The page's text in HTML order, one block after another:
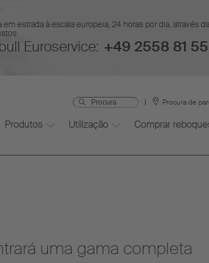
estrada à escala europeia, 24 horas por dia, através
Euroservice: +49 2558 81 55
Procura de
Produtos Utilização Comprar
uma gama completa